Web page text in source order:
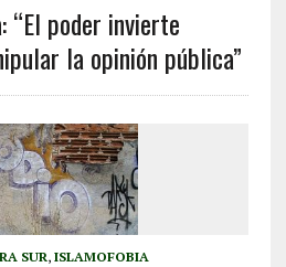
“El poder invierte
la opinión pública”
SUR, ISLAMOFOBIA